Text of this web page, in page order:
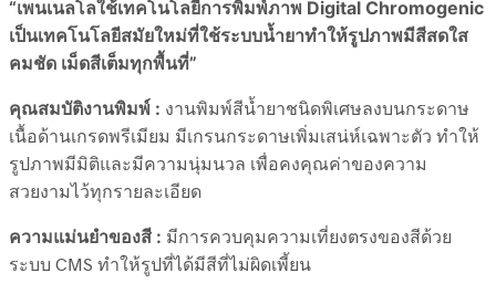
“เพนเนลโลใช้เทคโนโลยีการพิมพ์ภาพ Digital Chromogenic
เป็นเทคโนโลยีสมัยใหม่ที่ใช้ระบบน้ำยาทำให้รูปภาพมีสีสดใส
คมชัด เม็ดสีเต็มทุกพื้นที่”
คุณสมบัติงานพิมพ์ : งานพิมพ์สีน้ำยาชนิดพิเศษลงบนกระดาษ
เนื้อด้านเกรดพรีเมียม มีเกรนกระดาษเพิ่มเสน่ห์เฉพาะตัว ทำให้
รูปภาพมีมิติและมีความนุ่มนวล เพื่อคงคุณค่าของความ
สวยงามไว้ทุกรายละเอียด
ความแม่นยำของสี : มีการควบคุมความเที่ยงตรงของสีด้วย
ระบบ CMS ทำให้รูปที่ได้มีสีที่ไม่ผิดเพี้ยน